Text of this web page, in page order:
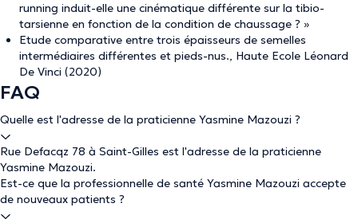
running induit-elle une cinématique différente sur la tibio-
tarsienne en fonction de la condition de chaussage ? »
Etude comparative entre trois épaisseurs de semelles
intermédiaires différentes et pieds-nus., Haute Ecole Léonard
De Vinci (2020)
FAQ
Quelle est l'adresse de la praticienne Yasmine Mazouzi ?
Rue Defacqz 78 à Saint-Gilles est l'adresse de la praticienne
Yasmine Mazouzi.
Est-ce que la professionnelle de santé Yasmine Mazouzi accepte
de nouveaux patients ?